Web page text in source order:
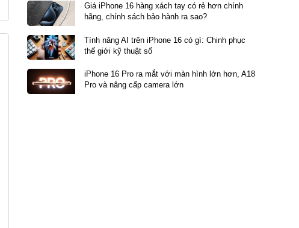
Giá iPhone 16 hàng xách tay có rẻ hơn chính
hãng, chính sách bảo hành ra sao?
Tính năng AI trên iPhone 16 có gì: Chinh phục
thế giới kỹ thuật số
iPhone 16 Pro ra mắt với màn hình lớn hơn, A18
Pro và nâng cấp camera lớn